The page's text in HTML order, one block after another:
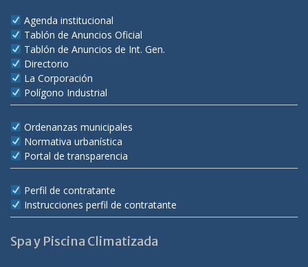
Agenda institucional
Tablón de Anuncios Oficial
Tablón de Anuncios de Int. Gen.
Directorio
La Corporación
Polígono Industrial
Ordenanzas municipales
Normativa urbanística
Portal de transparencia
Perfil de contratante
Instrucciones perfil de contratante
Spa y Piscina Climatizada